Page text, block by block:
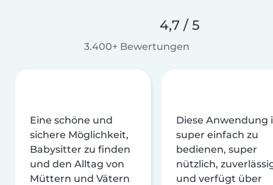
4,7 / 5
3.400+ Bewertungen
Eine schöne und
sichere Möglichkeit,
Babysitter zu finden
und den Alltag von
Müttern und Vätern
Diese Anwendung
super einfach zu
bedienen, super
nützlich,
und verfügt über